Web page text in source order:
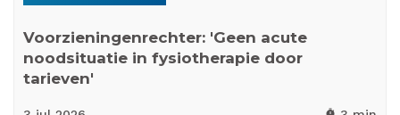
Voorzieningenrechter: 'Geen acute
noodsituatie in fysiotherapie door
tarieven'